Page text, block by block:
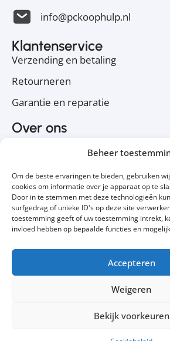
Beheer
Om de beste ervaringen te bieden, gebruiken
cookies om informatie over je apparaat op te
Door in te stemmen met deze technologieën
surfgedrag of unieke ID's op deze site
toestemming geeft of uw toestemming intrekt,
invloed hebben op bepaalde functies en
Accepteren
Weigeren
Bekijk voorkeuren
info@pckoophulp.nl
Klantenservice
Verzending en betaling
Retourneren
Garantie en reparatie
Over ons
Cookiebeleid
Contact
Volg ons